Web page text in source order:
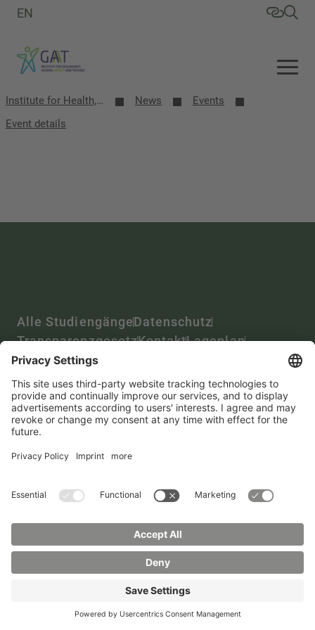
EN
Institute for Health, Aging, Work and Technology (GAT) News
Events
Event details
Alle StudiengängeDatenschutz
TransparenzgesetzKontaktLageplan
ImpressumBarrierefreiheit